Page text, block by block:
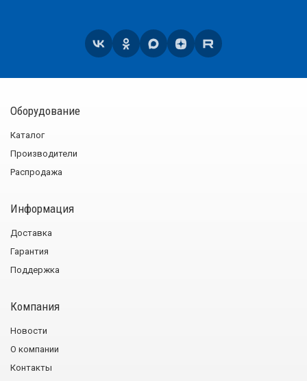
Оборудование
Каталог
Производители
Распродажа
Информация
Доставка
Гарантия
Поддержка
Компания
Новости
О компании
Контакты